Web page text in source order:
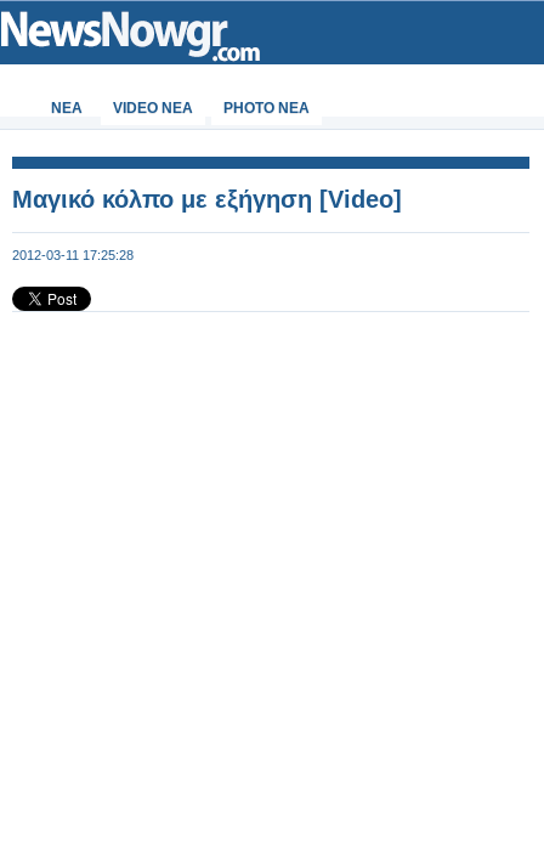
ΝΕΑ VIDEO NEA PHOTO NEA
Μαγικό κόλπο με εξήγηση [Video]
2012-03-11 17:25:28